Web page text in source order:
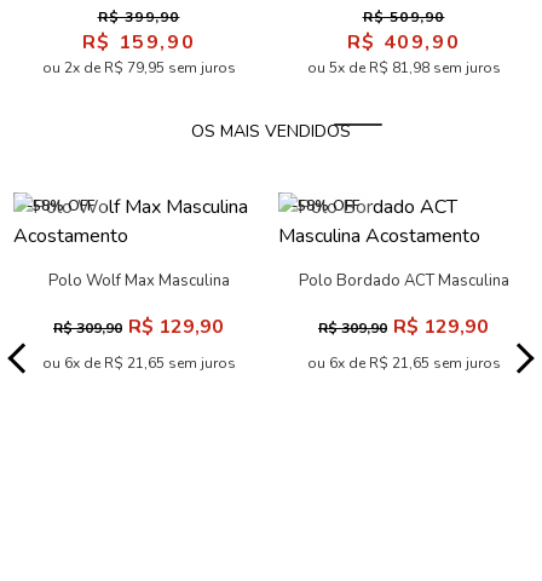
R$ 399,90
R$ 159,90
ou 2x de R$ 79,95 sem juros
R$ 509,90
R$ 409,90
ou 5x de R$ 81,98 sem juros
OS MAIS VENDIDOS
-58% OFF
Polo Wolf Max Masculina
R$ 309,90 R$ 129,90
ou 6x de R$ 21,65 sem juros
-58% OFF
Polo Bordado ACT Masculina
R$ 309,90 R$ 129,90
ou 6x de R$ 21,65 sem juros